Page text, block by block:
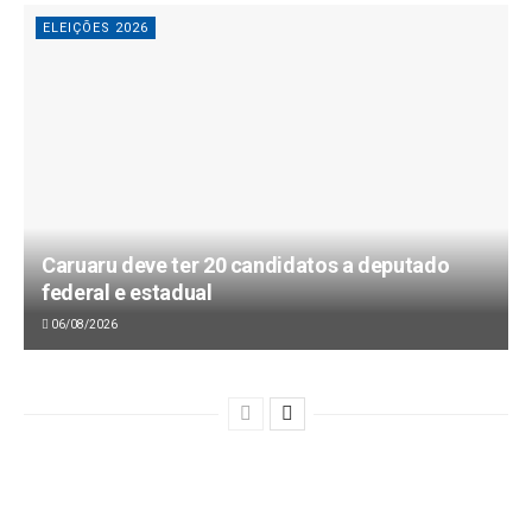
ELEIÇÕES 2026
Caruaru deve ter 20 candidatos a deputado
federal e estadual
06/08/2026